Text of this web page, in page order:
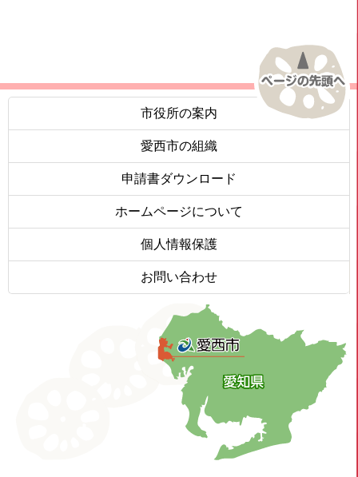
市役所の案内
愛西市の組織
申請書ダウンロード
ホームページについて
個人情報保護
お問い合わせ